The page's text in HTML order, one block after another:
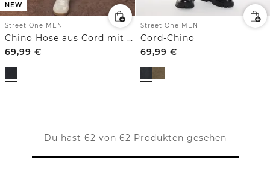
NEW
Street One MEN
Chino Hose aus Cord mit Bügelfalten
69,99 €
Street One MEN
Cord-Chino
69,99 €
Du hast 62 von 62 Produkten gesehen